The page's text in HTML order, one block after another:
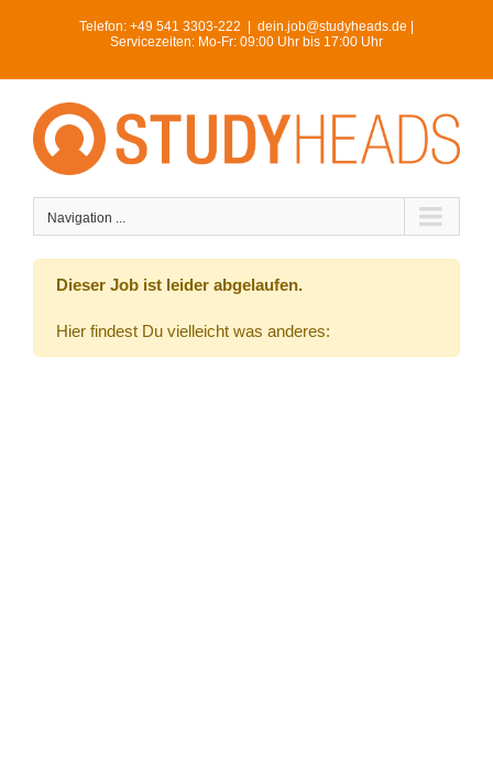
Telefon: +49 541 3303-222
dein.job@studyheads.de |
Servicezeiten: Mo-Fr: 09:00 Uhr bis 17:00 Uhr
Navigation ...
Dieser Job ist leider abgelaufen.
Hier findest Du vielleicht was anderes: